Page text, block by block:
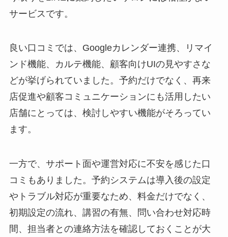
サービスです。
良い口コミでは、Googleカレンダー連携、リマイ
ンド機能、カルテ機能、顧客向けUIの見やすさな
どが挙げられていました。予約だけでなく、再来
店促進や顧客コミュニケーションにも活用したい
店舗にとっては、検討しやすい機能がそろってい
ます。
一方で、サポート面や運営対応に不安を感じた口
コミもありました。予約システムは導入後の設定
やトラブル対応が重要なため、料金だけでなく、
初期設定の流れ、講習の有無、問い合わせ対応時
間、担当者との連絡方法を確認しておくことが大